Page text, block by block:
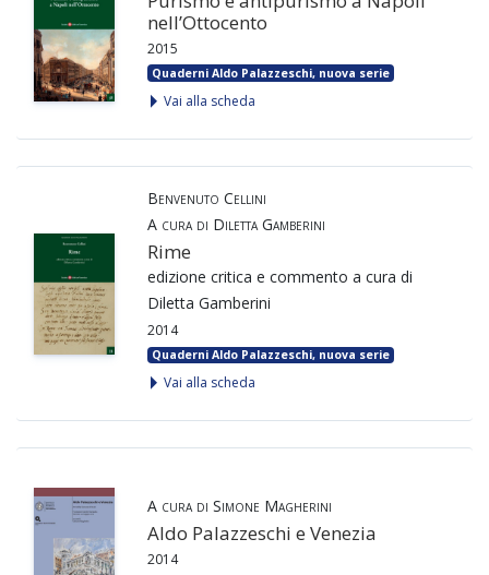
nell’Ottocento
2015
Quaderni Aldo Palazzeschi, nuova serie
Vai alla scheda
Benvenuto Cellini
A cura di Diletta Gamberini
Rime
edizione critica e commento a cura di
Diletta Gamberini
2014
Quaderni Aldo Palazzeschi, nuova serie
Vai alla scheda
A cura di Simone Magherini
Aldo Palazzeschi e Venezia
2014